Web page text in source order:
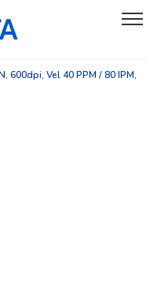
600dpi, Vel 40 PPM / 80 IPM,